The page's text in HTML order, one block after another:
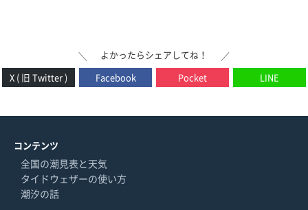
＼ よかったらシェアしてね！
／
X ( 旧 Twitter )
Facebook Pocket LINE
コンテンツ
全国の潮見表と天気
タイドウェザーの使い方
潮汐の話